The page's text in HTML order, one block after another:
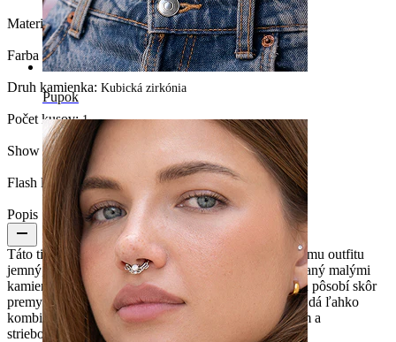
Pupok
Materiál:Titán
Farba kamienka:Priesvitná
Druh kamienka: Kubická zirkónia
Počet kusov:1
Show pair option:
Flash label: 3 za cenu 2
Popis
Táto titanová labreta s ozdobným srdiečkom dodá vášmu outfitu
jemný, elegantný detail. Otvorený tvar srdca je lemovaný malými
kamienkami, ktoré sú osadené do krapní, vďaka čomu pôsobí skôr
premyslene ako výstredne. Je pomerne malý, takže sa dá ľahko
kombinovať s inými šperkami. Je k dispozícii v zlatom a
striebornom prevedení.